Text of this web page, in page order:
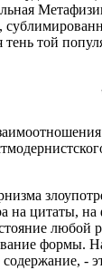
той
цитаты,
любой
формы.
-